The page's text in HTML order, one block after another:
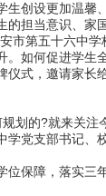
创设更加温
担当意识、家
五十六中学
如何促进学
式，邀请家
的?就来关注
支部书记、
障，落实三